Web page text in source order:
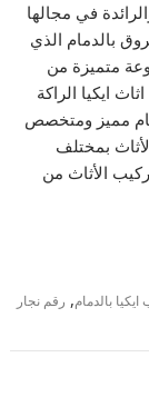
في مجالها
بالدمام الذي
متميزة من
ايكيا الراكة
مميز ومتخصص
بمختلف
الأثاث من
بالدمام, رقم نجار